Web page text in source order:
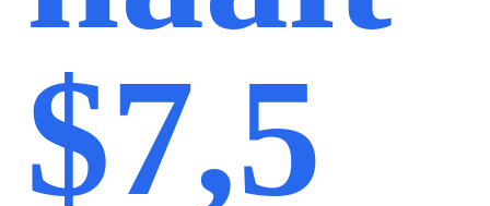
$7,5